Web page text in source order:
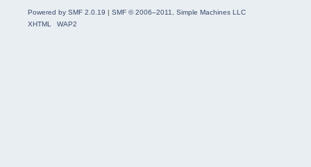
Powered by SMF 2.0.19 | SMF © 2006–2011, Simple Machines LLC
XHTML
WAP2